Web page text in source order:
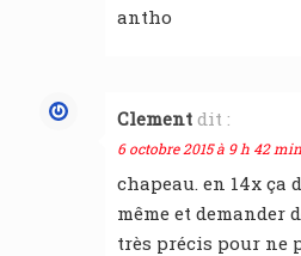
antho
Clement dit :
6 octobre 2015 à 9 h 42 min
chapeau. en 14x ça
même et demander
très précis pour ne